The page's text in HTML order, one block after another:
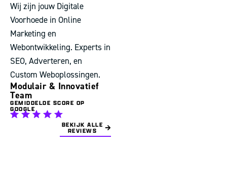
Wij zijn jouw Digitale
Voorhoede in Online
Marketing en
Webontwikkeling. Experts in
SEO, Adverteren, en
Custom Weboplossingen.
Modulair & Innovatief
Team
GEMIDDELDE SCORE OP
GOOGLE
BEKIJK ALLE
REVIEWS